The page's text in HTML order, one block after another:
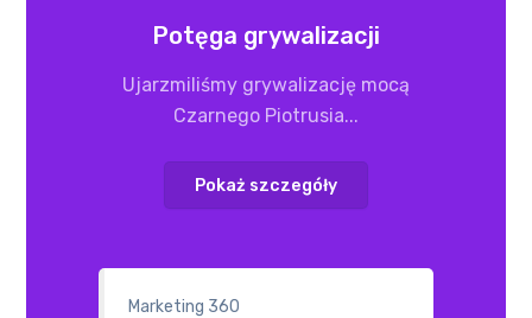
Marketing 360
Potęga grywalizacji
Ujarzmiliśmy grywalizację mocą
Czarnego Piotrusia...
Pokaż szczegóły